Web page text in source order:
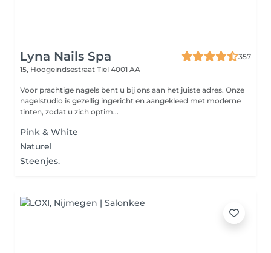
Lyna Nails Spa
357
15, Hoogeindsestraat Tiel 4001 AA
Voor prachtige nagels bent u bij ons aan het juiste adres. Onze
nagelstudio is gezellig ingericht en aangekleed met moderne
tinten, zodat u zich optim...
Pink & White
Naturel
Steenjes.